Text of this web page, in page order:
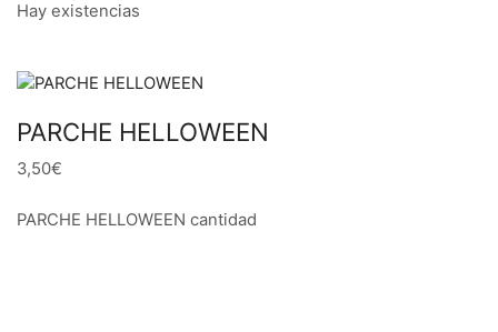
Hay existencias
PARCHE HELLOWEEN
3,50€
PARCHE HELLOWEEN cantidad